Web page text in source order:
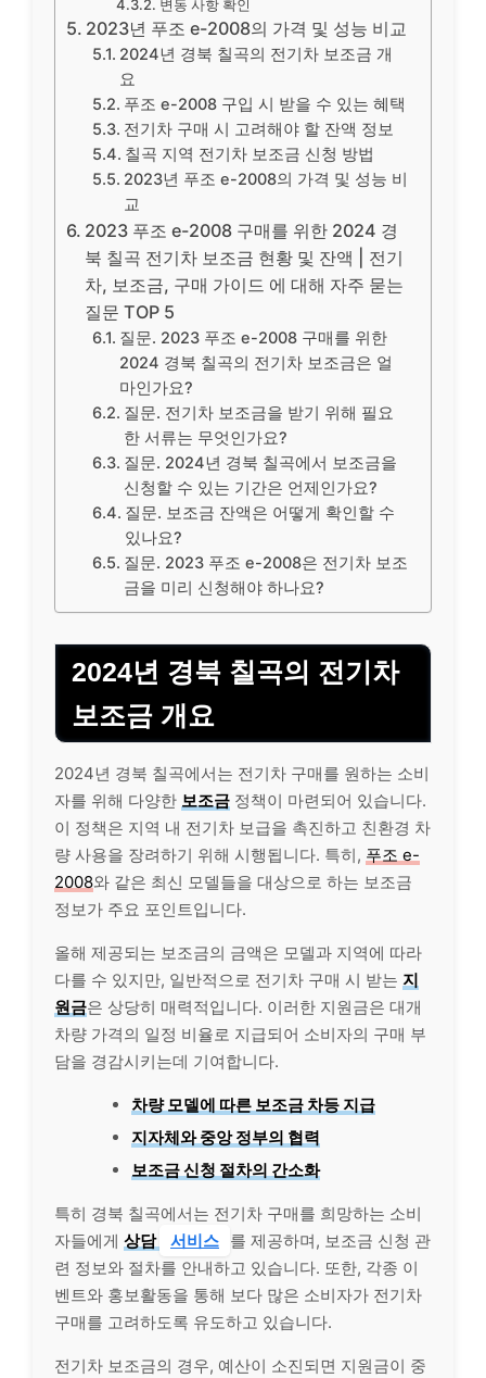
변동 사항 확인
2023년 푸조 e-2008의 가격 및 성능 비교
2024년 경북 칠곡의 전기차 보조금 개
요
푸조 e-2008 구입 시 받을 수 있는 혜택
전기차 구매 시 고려해야 할 잔액 정보
칠곡 지역 전기차 보조금 신청 방법
2023년 푸조 e-2008의 가격 및 성능 비
교
2023 푸조 e-2008 구매를 위한 2024 경
북 칠곡 전기차 보조금 현황 및 잔액 | 전기
차, 보조금, 구매 가이드 에 대해 자주 묻는
질문 TOP 5
질문. 2023 푸조 e-2008 구매를 위한
2024 경북 칠곡의 전기차 보조금은 얼
마인가요?
질문. 전기차 보조금을 받기 위해 필요
한 서류는 무엇인가요?
질문. 2024년 경북 칠곡에서 보조금을
신청할 수 있는 기간은 언제인가요?
질문. 보조금 잔액은 어떻게 확인할 수
있나요?
질문. 2023 푸조 e-2008은 전기차 보조
금을 미리 신청해야 하나요?
2024년 경북 칠곡의 전기차
보조금 개요
2024년 경북 칠곡에서는 전기차 구매를 원하는 소비
자를 위해 다양한 보조금 정책이 마련되어 있습니다.
이 정책은 지역 내 전기차 보급을 촉진하고 친환경 차
량 사용을 장려하기 위해 시행됩니다. 특히, 푸조 e-
2008와 같은 최신 모델들을 대상으로 하는 보조금
정보가 주요 포인트입니다.
올해 제공되는 보조금의 금액은 모델과 지역에 따라
다를 수 있지만, 일반적으로 전기차 구매 시 받는 지
원금은 상당히 매력적입니다. 이러한 지원금은 대개
차량 가격의 일정 비율로 지급되어 소비자의 구매 부
담을 경감시키는데 기여합니다.
차량 모델에 따른 보조금 차등 지급
지자체와 중앙 정부의 협력
보조금 신청 절차의 간소화
특히 경북 칠곡에서는 전기차 구매를 희망하는 소비
자들에게 상담 서비스 를 제공하며, 보조금 신청 관
련 정보와 절차를 안내하고 있습니다. 또한, 각종 이
벤트와 홍보활동을 통해 보다 많은 소비자가 전기차
구매를 고려하도록 유도하고 있습니다.
전기차 보조금의 경우, 예산이 소진되면 지원금이 중